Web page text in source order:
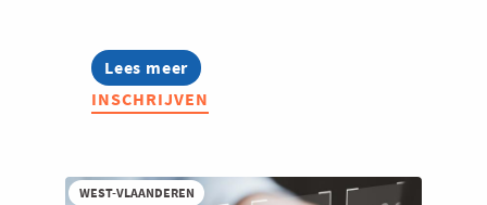
Lees meer
about
Warehouse
Scouting
INSCHRIJVEN
WEST-VLAANDEREN